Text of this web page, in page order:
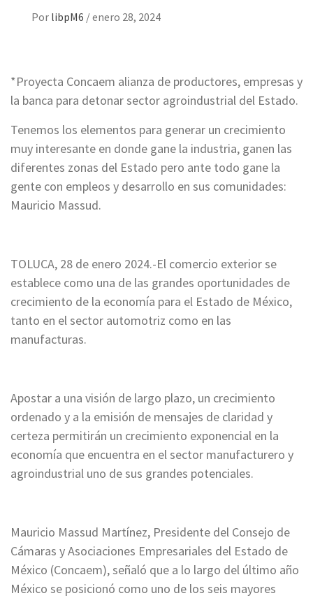
Por libpM6 /enero 28, 2024
*Proyecta Concaem alianza de productores, empresas y
la banca para detonar sector agroindustrial del Estado.
Tenemos los elementos para generar un crecimiento
muy interesante en donde gane la industria, ganen las
diferentes zonas del Estado pero ante todo gane la
gente con empleos y desarrollo en sus comunidades:
Mauricio Massud.
TOLUCA, 28 de enero 2024.-El comercio exterior se
establece como una de las grandes oportunidades de
crecimiento de la economía para el Estado de México,
tanto en el sector automotriz como en las
manufacturas.
Apostar a una visión de largo plazo, un crecimiento
ordenado y a la emisión de mensajes de claridad y
certeza permitirán un crecimiento exponencial en la
economía que encuentra en el sector manufacturero y
agroindustrial uno de sus grandes potenciales.
Mauricio Massud Martínez, Presidente del Consejo de
Cámaras y Asociaciones Empresariales del Estado de
México (Concaem), señaló que a lo largo del último año
México se posicionó como uno de los seis mayores